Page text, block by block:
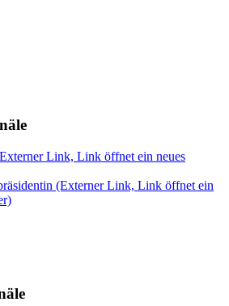
Link, Link öffnet ein neues
(Externer Link, Link öffnet ein